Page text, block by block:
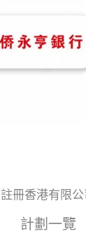
註冊香港有限公
計劃一覽